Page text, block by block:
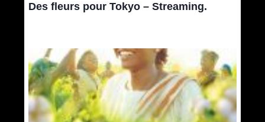
Des fleurs pour Tokyo – Streaming.